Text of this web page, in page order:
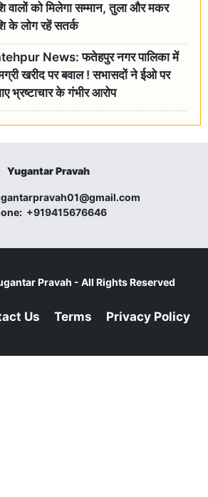
वालों को मिलेगा सम्मान, तुला और मकर
के लोग रहें सतर्क
News: फतेहपुर नगर पालिका में
खरीद पर बवाल ! सभासदों ने ईओ पर
भ्रष्टाचार के गंभीर आरोप
Yugantar Pravah
+919415676646
Pravah - All Rights Reserved
Us Terms Privacy Policy